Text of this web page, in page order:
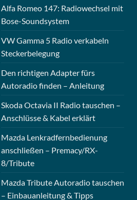
Alfa Romeo 147: Radiowechsel mit
Bose-Soundsystem
VW Gamma 5 Radio verkabeln
Steckerbelegung
Den richtigen Adapter fürs
Autoradio finden – Anleitung
Skoda Octavia II Radio tauschen –
Anschlüsse & Kabel erklärt
Mazda Lenkradfernbedienung
anschließen – Premacy/RX-
8/Tribute
Mazda Tribute Autoradio tauschen
– Einbauanleitung & Tipps